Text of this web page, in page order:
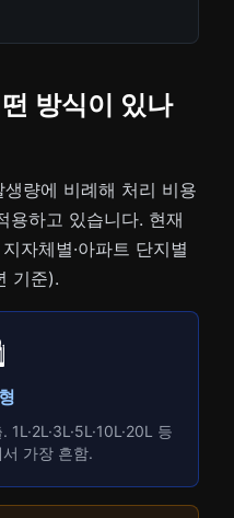
방식이 있나
량에 비례해 처리 비용
용하고 있습니다. 현재
자체별·아파트 단지별
기준).
등
가장 흔함.